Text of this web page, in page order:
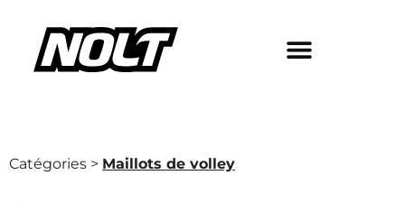
Catégories > Maillots de volley